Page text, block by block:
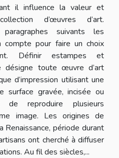
il influence la valeur et
d’œuvres d’art.
suivants les
pour faire un choix
Définir estampes et
désigne toute œuvre d’art
d’impression utilisant une
surface gravée, incisée ou
de reproduire plusieurs
image. Les origines de
Renaissance, période durant
ont cherché à diffuser
Au fil des siècles,...